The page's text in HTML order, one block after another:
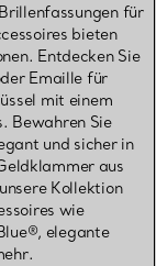
für
bieten
Entdecken Sie
Emaille für
mit einem
Bewahren Sie
und sicher in
aus
Kollektion
wie
elegante